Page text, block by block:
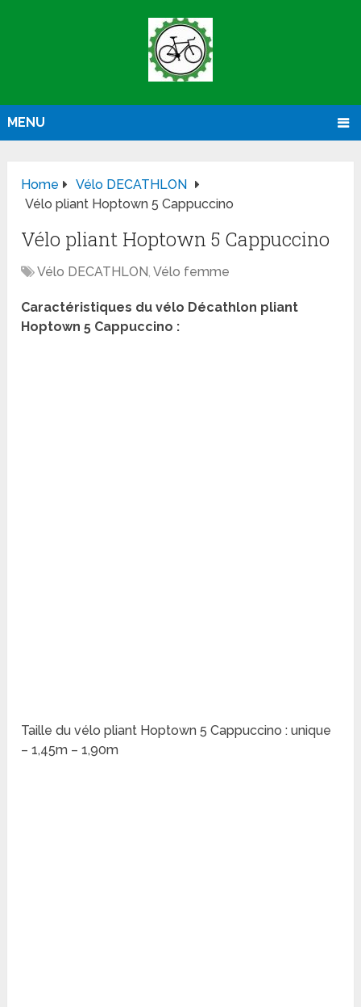
MENU
Home
Vélo DECATHLON
Vélo pliant Hoptown 5 Cappuccino
Vélo pliant Hoptown 5 Cappuccino
Vélo DECATHLON,Vélo femme
Caractéristiques du vélo Décathlon pliant
Hoptown 5 Cappuccino :
Taille du vélo pliant Hoptown 5 Cappuccino : unique
– 1,45m – 1,90m